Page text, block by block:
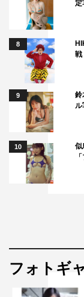
STU48
8
9
鈴
ル
10
似
フォトギ